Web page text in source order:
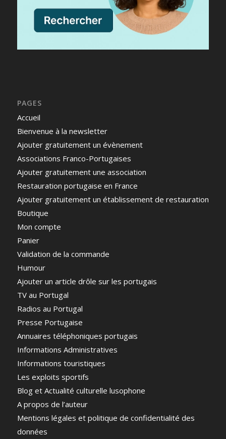
PAGES
Accueil
Bienvenue à la newsletter
Ajouter gratuitement un évènement
Associations Franco-Portugaises
Ajouter gratuitement une association
Restauration portugaise en France
Ajouter gratuitement un établissement de restauration
Boutique
Mon compte
Panier
Validation de la commande
Humour
Ajouter un article drôle sur les portugais
TV au Portugal
Radios au Portugal
Presse Portugaise
Annuaires téléphoniques portugais
Informations Administratives
Informations touristiques
Les exploits sportifs
Blog et Actualité culturelle lusophone
A propos de l’auteur
Mentions légales et politique de confidentialité des
données